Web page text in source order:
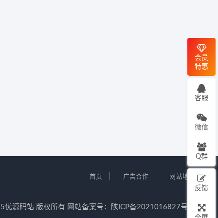
首页 广告合作 网站地图
源码站 版权所有 网站备案号： 陕ICP备2021016827号-5
会员
特惠
客服
微信
Q群
反馈